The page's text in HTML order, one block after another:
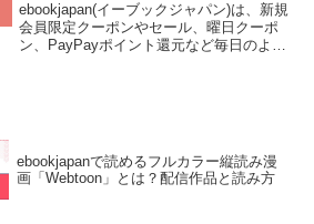
ebookjapan(イーブックジャパン)は、新規
会員限定クーポンやセール、曜日クーポ
ン、PayPayポイント還元など毎日のよう
ebookjapanで読めるフルカラー縦読み漫
画「Webtoon」とは？配信作品と読み方